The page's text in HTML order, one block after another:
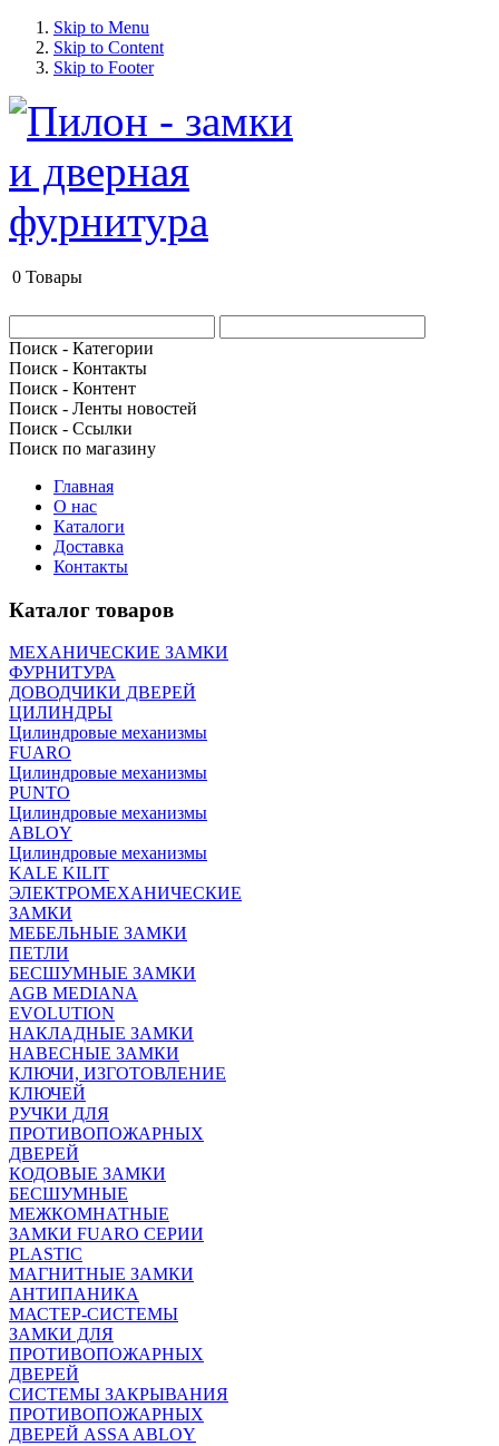
Skip to Menu
Skip to Content
Skip to Footer
0 Товары
Поиск - Категории
Поиск - Контакты
Поиск - Контент
Поиск - Ленты новостей
Поиск - Ссылки
Поиск по магазину
Главная
О нас
Каталоги
Доставка
Контакты
Каталог товаров
МЕХАНИЧЕСКИЕ ЗАМКИ
ФУРНИТУРА
ДОВОДЧИКИ ДВЕРЕЙ
ЦИЛИНДРЫ
Цилиндровые механизмы
FUARO
Цилиндровые механизмы
PUNTO
Цилиндровые механизмы
ABLOY
Цилиндровые механизмы
KALE KILIT
ЭЛЕКТРОМЕХАНИЧЕСКИЕ
ЗАМКИ
МЕБЕЛЬНЫЕ ЗАМКИ
ПEТЛИ
БЕСШУМНЫЕ ЗАМКИ
AGB MEDIANA
EVOLUTION
НАКЛАДНЫЕ ЗАМКИ
НАВЕСНЫЕ ЗАМКИ
КЛЮЧИ, ИЗГОТОВЛЕНИЕ
КЛЮЧЕЙ
РУЧКИ ДЛЯ
ПРОТИВОПОЖАРНЫХ
ДВЕРЕЙ
КОДОВЫЕ ЗАМКИ
БЕСШУМНЫЕ
МЕЖКОМНАТНЫЕ
ЗАМКИ FUARO СЕРИИ
PLASTIC
МАГНИТНЫЕ ЗАМКИ
АНТИПАНИКА
МАСТЕР-СИСТЕМЫ
ЗАМКИ ДЛЯ
ПРОТИВОПОЖАРНЫХ
ДВЕРЕЙ
СИСТЕМЫ ЗАКРЫВАНИЯ
ПРОТИВОПОЖАРНЫХ
ДВЕРЕЙ ASSA ABLOY